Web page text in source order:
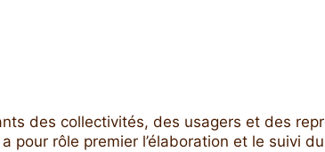
des collectivités, des usagers et des
pour rôle premier l’élaboration et le suivi